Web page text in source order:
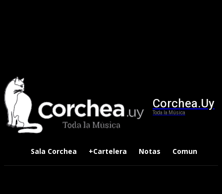
Corchea.Uy
Toda la Música
Sala Corchea +Cartelera Notas Comunidad